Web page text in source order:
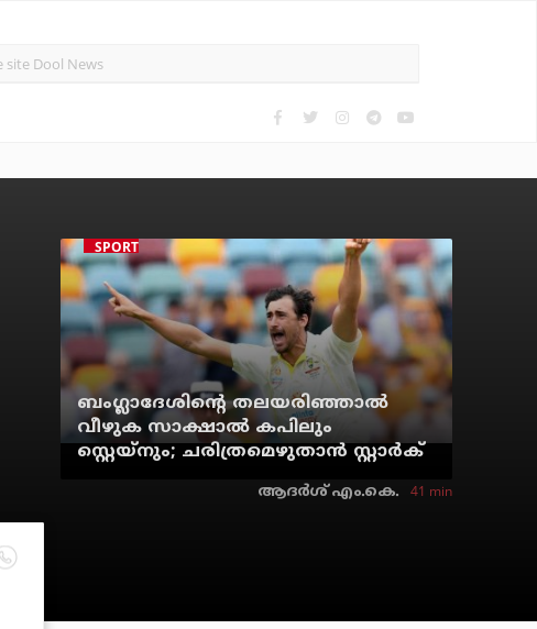
SPORTS NEWS
ബംഗ്ലാദേശിന്റെ തലയരിഞ്ഞാല്‍
വീഴുക സാക്ഷാല്‍ കപിലും
സ്റ്റെയ്‌നും; ചരിത്രമെഴുതാന്‍ സ്റ്റാര്‍ക്
ആദർശ് എം.കെ. 41 min